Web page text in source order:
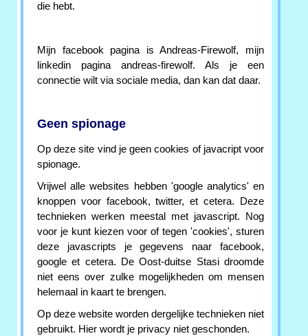
die hebt.
Mijn facebook pagina is Andreas-Firewolf, mijn
linkedin pagina andreas-firewolf. Als je een
connectie wilt via sociale media, dan kan dat daar.
Geen spionage
Op deze site vind je geen cookies of javacript voor
spionage.
Vrijwel alle websites hebben 'google analytics' en
knoppen voor facebook, twitter, et cetera. Deze
technieken werken meestal met javascript. Nog
voor je kunt kiezen voor of tegen 'cookies', sturen
deze javascripts je gegevens naar facebook,
google et cetera. De Oost-duitse Stasi droomde
niet eens over zulke mogelijkheden om mensen
helemaal in kaart te brengen.
Op deze website worden dergelijke technieken niet
gebruikt. Hier wordt je privacy niet geschonden.